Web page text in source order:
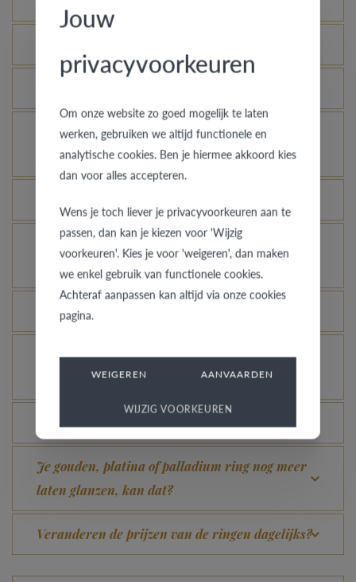
Voor welke ringen is de diefstalverzekering
geldig?
Hoe kan ik zien hoe de ring er uit ziet in een
andere kleur of breedte?
Wat betekent de VdB&VR kwaliteitsgarantie?
Hoe vermijd je dat het gerhodineerd wit goud
verandert in champagnekleur?
Je gouden, platina of palladium ring nog meer
laten glanzen, kan dat?
Veranderen de prijzen van de ringen dagelijks?
Jouw
privacyvoorkeuren
Om onze website zo goed mogelijk te laten
werken, gebruiken we altijd functionele en
analytische cookies. Ben je hiermee akkoord kies
dan voor alles accepteren.
Wens je toch liever je privacyvoorkeuren aan te
passen, dan kan je kiezen voor 'Wijzig
voorkeuren'. Kies je voor 'weigeren', dan maken
we enkel gebruik van functionele cookies.
Achteraf aanpassen kan altijd via onze cookies
pagina.
WEIGEREN AANVAARDEN
WIJZIG VOORKEUREN